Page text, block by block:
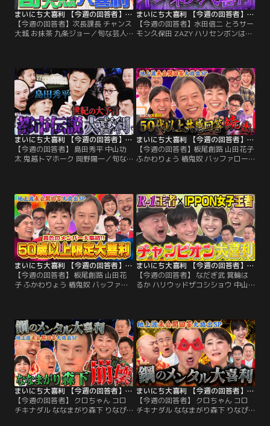
まいにち大喜利 【今週の回答者】次長課長 チャンス大城 お抹茶 九条ジョー
【今週の回答者】次長課長 チャンス
大城 お抹茶 九条ジョー／旬な芸人
はモグライダー芝の選ぶ各回答”芝’s
ベスト”を発表します！ 【今週の回
答者】次長課長、チャンス大城、お
抹茶、九条ジョー
まいにち大喜利 【今週の回答者】水田信二 とろサーモン久保田 ZAZY ハリセンボンはるか スパイク松浦
【今週の回答者】水田信二 とろサー
モン久保田 ZAZY ハリセンボンはる
利を行い、お題の最後にはモグライ
ダー芝の選ぶ各回答”芝’sベスト”を
発表します！ 【今週の回答者】 水
田信二、とろサーモン久保田、
ZAZY、ハリセンボンはるか、スパ
イク松浦
まいにち大喜利 【今週の回答者】 島田秀平 中山功太 鬼越トマホーク 岡野陽一
【今週の回答者】 島田秀平 中山功
太 鬼越トマホーク 岡野陽一／旬な
後にはモグライダー芝の選ぶ各回
答”芝’sベスト”を発表します！【今
週の回答者】島田秀平、中山功太、
鬼越トマホーク、岡野陽一
まいにち大喜利 【今週の回答者】板尾創路 山田花子 ふかわりょう 椿鬼奴 バッファロー吾郎A なだぎ武 クロちゃん
【今週の回答者】板尾創路 山田花子
ふかわりょう 椿鬼奴 バッファロー
吾郎A なだぎ武 クロちゃん／旬な芸
芸人が大喜利を行い、お題の最後に
はモグライダー芝の選ぶ各回答”芝’s
ベスト”を発表します！
まいにち大喜利 【今週の回答者】 板尾創路 山田花子 ふかわりょう 椿鬼奴 バッファロー吾郎A なだぎ武 クロちゃん
【今週の回答者】 板尾創路 山田花
子 ふかわりょう 椿鬼奴 バッファロ
して芸人が大喜利を行い、お題の最
後にはモグライダー芝の選ぶ各回
答”芝’sベスト”を発表します！ 【今
週の回答者】 板尾創路、山田花子、
ふかわりょう、椿鬼奴、バッファロ
ー吾郎A
まいにち大喜利 【今週の回答者】 なだぎ武 箕輪はるか ハリウッドザコシショウ 中山功太
【今週の回答者】 なだぎ武 箕輪は
るか ハリウッドザコシショウ 中山
お題の最後にはモグライダー芝の選
ぶ各回答”芝’sベスト”を発表しま
す！ 【今週の回答者】 なだぎ武、
箕輪はるか、ハリウッドザコシショ
ウ、中山功太
まいにち大喜利 【今週の回答者】 クロちゃん コロチキナダル ななまがり森下 りなぴっぴ 友近
【今週の回答者】 クロちゃん コロ
チキナダル ななまがり森下 りなぴ
っぴ 友近／旬な芸人が週替わりで毎
まいにち大喜利 【今週の回答者】 クロちゃん コロチキナダル ななまがり森下 りなぴっぴ 友近
【今週の回答者】 クロちゃん コロ
チキナダル ななまがり森下 りなぴ
っぴ 友近／旬な芸人が週替わりで毎